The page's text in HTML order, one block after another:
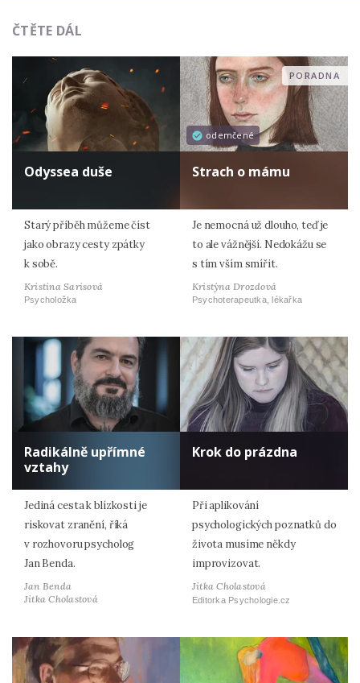
ČTĚTE DÁL
Odyssea duše
Starý příběh můžeme číst
jako obrazy cesty zpátky
k sobě.
Kristina Sarisová
Psycholožka
odemčené
PORADNA
Strach o mámu
Je nemocná už dlouho, teď je
to ale vážnější. Nedokážu se
s tím vším smířit.
Kristýna Drozdová
Psychoterapeutka, lékařka
Radikálně upřímné
vztahy
Jediná cesta k blízkosti je
riskovat zranění, říká
v rozhovoru psycholog
Jan Benda.
Jan Benda
Jitka Cholastová
Krok do prázdna
Při aplikování
psychologických poznatků do
života musíme někdy
improvizovat.
Jitka Cholastová
Editorka Psychologie.cz